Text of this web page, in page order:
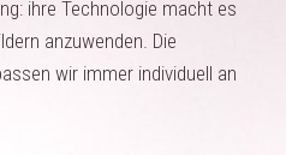
ihre Technologie macht es
anzuwenden. Die
wir immer individuell an